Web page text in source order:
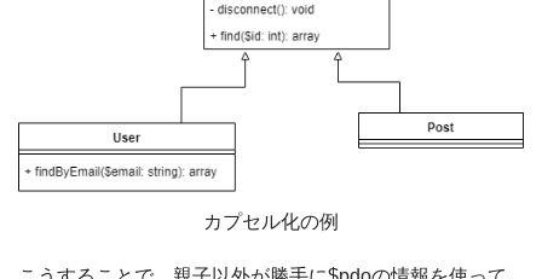
カプセル化の例